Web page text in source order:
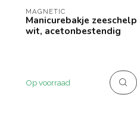
MAGNETIC
Manicurebakje zeeschelp
wit, acetonbestendig
Op voorraad